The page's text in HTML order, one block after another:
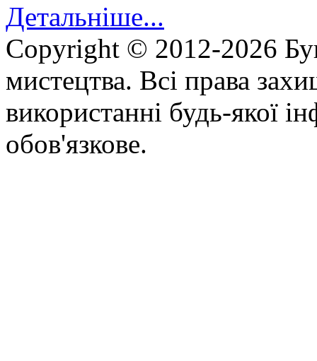
Детальніше...
Copyright © 2012-2026
мистецтва. Всі права
використанні будь-якої
обов'язкове.